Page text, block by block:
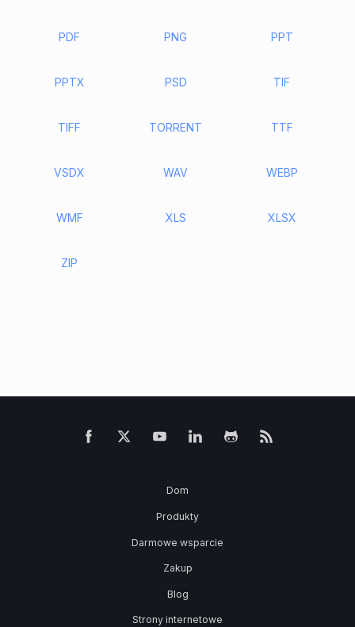
PDF PNG PPT
PPTX PSD TIF
TIFF TORRENT TTF
VSDX WAV WEBP
WMF XLS XLSX
ZIP
Dom
Produkty
Darmowe wsparcie
Zakup
Blog
Strony internetowe